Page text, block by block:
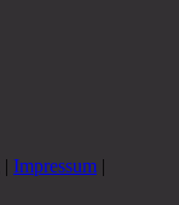
| Impressum |